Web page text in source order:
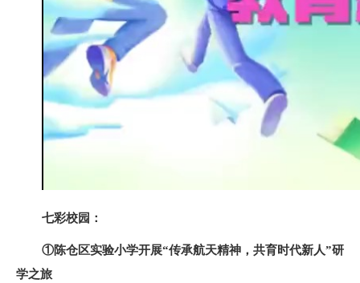
七彩校园：
①陈仓区实验小学开展“传承航天精神，共育时代新人”研
学之旅